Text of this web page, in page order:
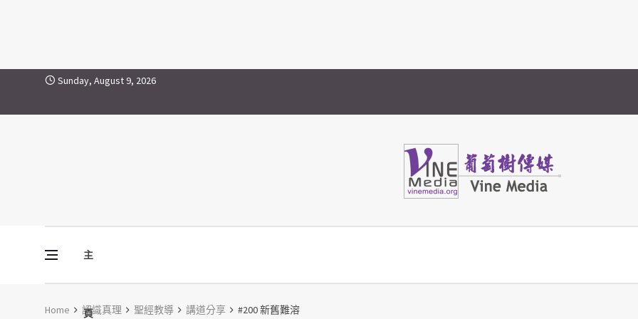
Skip to contentSunday, August 9, 2026
主
頁
Vine Media
葡萄樹傳媒
Home 認識真理 聖經教導 講道分享 #200 新舊難溶